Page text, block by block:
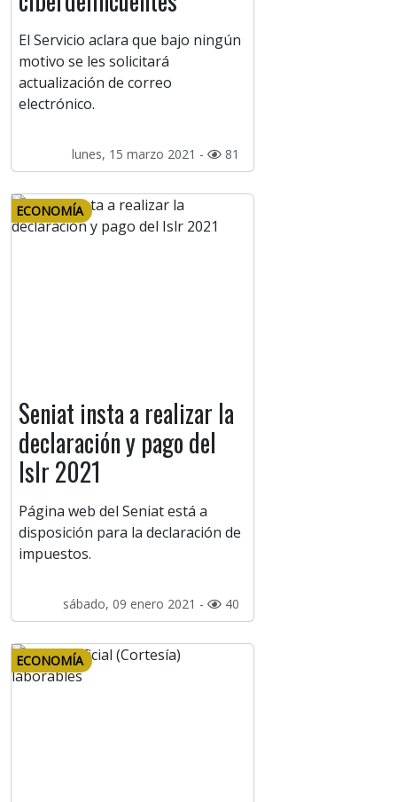
El Servicio aclara que bajo ningún
motivo se les solicitará
actualización de correo
electrónico.
lunes, 15 marzo 2021 - 81
ECONOMÍA
Seniat insta a realizar la
declaración y pago del
Islr 2021
Página web del Seniat está a
disposición para la declaración de
impuestos.
sábado, 09 enero 2021 - 40
ECONOMÍA